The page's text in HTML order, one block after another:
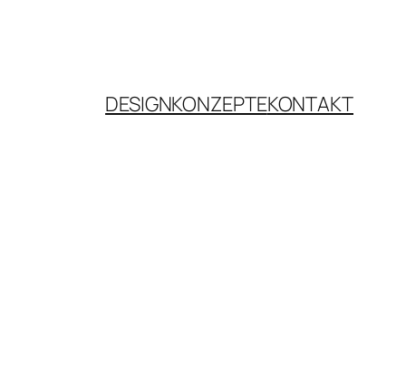
DESIGNKONZEPTEKONTAKT